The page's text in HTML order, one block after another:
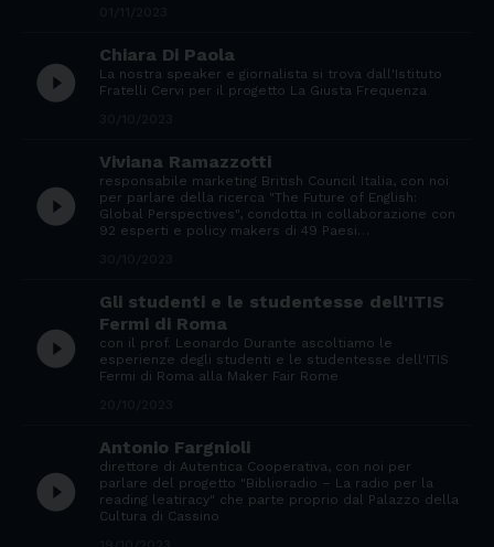
play_circle_filled
Chiara Di Paola
La nostra speaker e giornalista si trova dall'Istituto
Fratelli Cervi per il progetto La Giusta Frequenza
play_circle_filled
Viviana Ramazzotti
responsabile marketing British Council Italia, con noi
per parlare della ricerca "The Future of English:
Global Perspectives", condotta in collaborazione con
92 esperti e policy makers di 49 Paesi…
play_circle_filled
Gli studenti e le studentesse dell'ITIS
Fermi di Roma
con il prof. Leonardo Durante ascoltiamo le
esperienze degli studenti e le studentesse dell'ITIS
Fermi di Roma alla Maker Fair Rome
play_circle_filled
Antonio Fargnioli
direttore di Autentica Cooperativa, con noi per
parlare del progetto "Biblioradio – La radio per la
reading leatiracy" che parte proprio dal Palazzo della
Cultura di Cassino